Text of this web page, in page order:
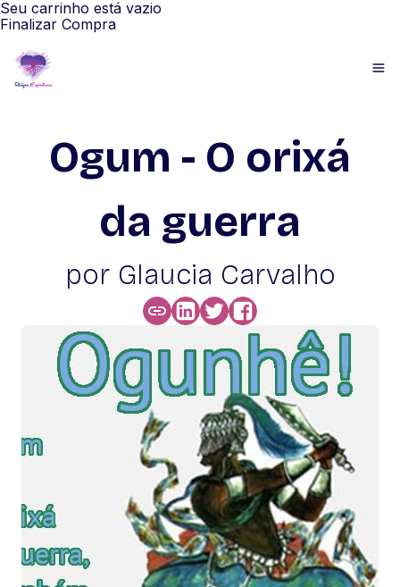
Seu carrinho está vazio
Finalizar Compra
Ogum - O orixá
da guerra
por Glaucia Carvalho